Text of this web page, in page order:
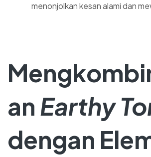
menonjolkan kesan alami dan
an Earthy
dengan